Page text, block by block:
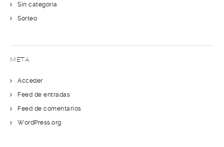
Sin categoría
Sorteo
META
Acceder
Feed de entradas
Feed de comentarios
WordPress.org